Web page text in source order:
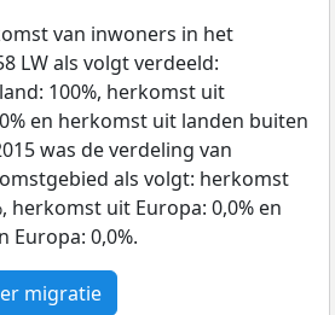
van inwoners in het
LW als volgt verdeeld:
100%, herkomst uit
en herkomst uit landen buiten
was de verdeling van
als volgt: herkomst
herkomst uit Europa: 0,0% en
Europa: 0,0%.
migratie